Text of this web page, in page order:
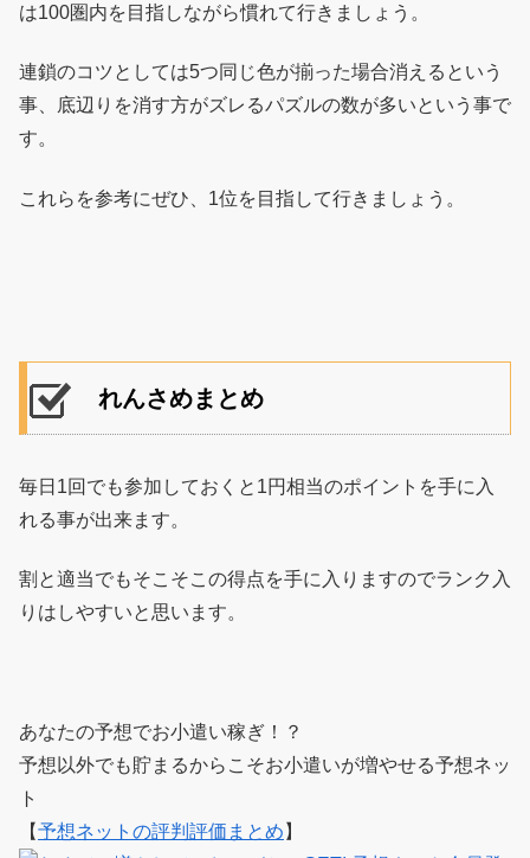
は100圏内を目指しながら慣れて行きましょう。
連鎖のコツとしては5つ同じ色が揃った場合消えるという
事、底辺りを消す方がズレるパズルの数が多いという事で
す。
これらを参考にぜひ、1位を目指して行きましょう。
れんさめまとめ
毎日1回でも参加しておくと1円相当のポイントを手に入
れる事が出来ます。
割と適当でもそこそこの得点を手に入りますのでランク入
りはしやすいと思います。
あなたの予想でお小遣い稼ぎ！？
予想以外でも貯まるからこそお小遣いが増やせる予想ネッ
ト
【予想ネットの評判評価まとめ 】